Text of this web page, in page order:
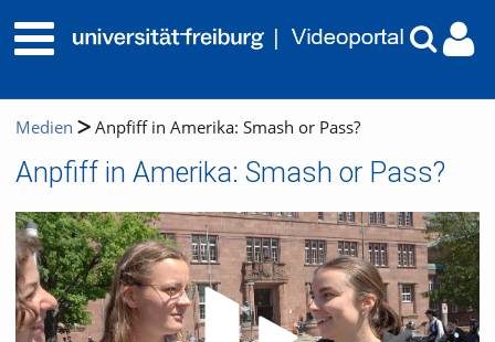
Medien Anpfiff in Amerika: Smash or Pass?
Anpfiff in Amerika: Smash or Pass?